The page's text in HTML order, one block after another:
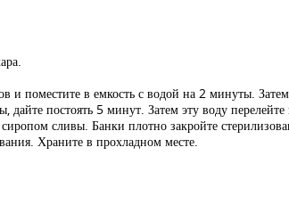
и поместите в емкость с водой на 2 минуты.
дайте постоять 5 минут. Затем эту воду
сливы. Банки плотно закройте
Храните в прохладном месте.